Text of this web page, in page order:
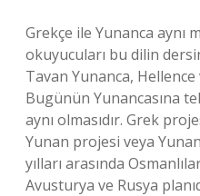
Grekçe ile Yunanca aynı
okuyucuları bu dilin
Tavan Yunanca,
Bugünün Yunancasına
aynı olmasıdır. Grek
Yunan projesi veya
yılları arasında
Avusturya ve Rusya